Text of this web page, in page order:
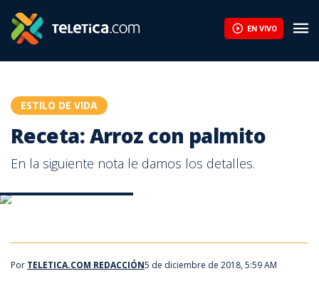
EN VIVO
ESTILO DE VIDA
Receta: Arroz con palmito
En la siguiente nota le damos los detalles.
Por TELETICA.COM REDACCIÓN5 de diciembre de 2018, 5:59 AM